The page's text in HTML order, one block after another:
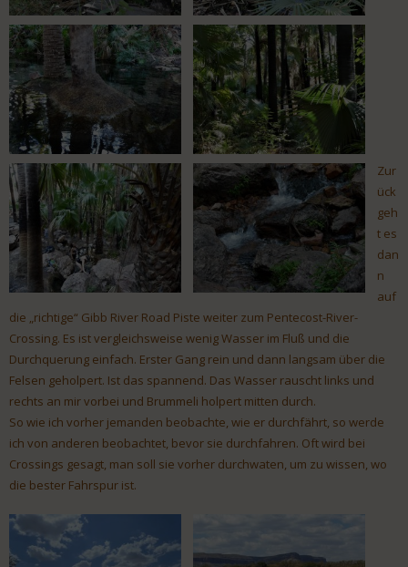
Zur
ück
geh
t es
dan
n
auf
die „richtige“ Gibb River Road Piste weiter zum Pentecost-River-
Crossing. Es ist vergleichsweise wenig Wasser im Fluß und die
Durchquerung einfach. Erster Gang rein und dann langsam über die
Felsen geholpert. Ist das spannend. Das Wasser rauscht links und
rechts an mir vorbei und Brummeli holpert mitten durch.
So wie ich vorher jemanden beobachte, wie er durchfährt, so werde
ich von anderen beobachtet, bevor sie durchfahren. Oft wird bei
Crossings gesagt, man soll sie vorher durchwaten, um zu wissen, wo
die bester Fahrspur ist.